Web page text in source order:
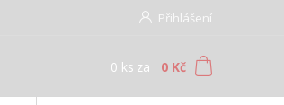
Přihlášení
0 ks za 0 Kč